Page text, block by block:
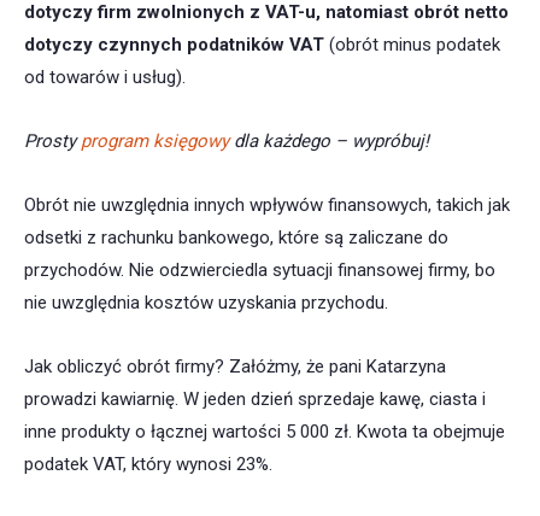
dotyczy firm zwolnionych z VAT-u, natomiast obrót netto
dotyczy czynnych podatników VAT (obrót minus podatek
od towarów i usług).
Prostyprogram księgowydla każdego – wypróbuj!
Obrót nie uwzględnia innych wpływów finansowych, takich jak
odsetki z rachunku bankowego, które są zaliczane do
przychodów. Nie odzwierciedla sytuacji finansowej firmy, bo
nie uwzględnia kosztów uzyskania przychodu.
Jak obliczyć obrót firmy? Załóżmy, że pani Katarzyna
prowadzi kawiarnię. W jeden dzień sprzedaje kawę, ciasta i
inne produkty o łącznej wartości 5 000 zł. Kwota ta obejmuje
podatek VAT, który wynosi 23%.